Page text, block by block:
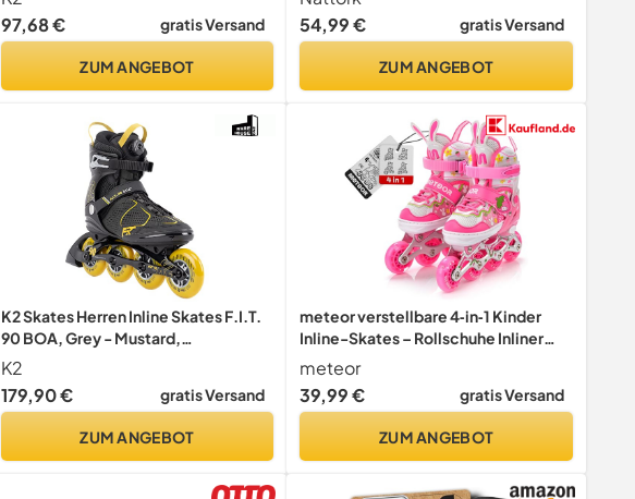
97,68 €
gratis Versand
ZUM ANGEBOT
Mädchen (Rosa, 32-36 EU / 205-230
MM)
54,99 €
gratis Versand
ZUM ANGEBOT
K2 Skates Herren Inline Skates F.I.T.
90 BOA, Grey - Mustard,
30G0815.1.1.100
K2
179,90 €
gratis Versand
ZUM ANGEBOT
meteor verstellbare 4‑in‑1 Kinder
Inline-Skates – Rollschuhe Inliner
Schlittschuhe – ABEC‑7 PU‑Räder
Aluminiumrahmen – Größen XS 25‑28
S 30‑33 M 34‑37
meteor
39,99 €
gratis Versand
ZUM ANGEBOT